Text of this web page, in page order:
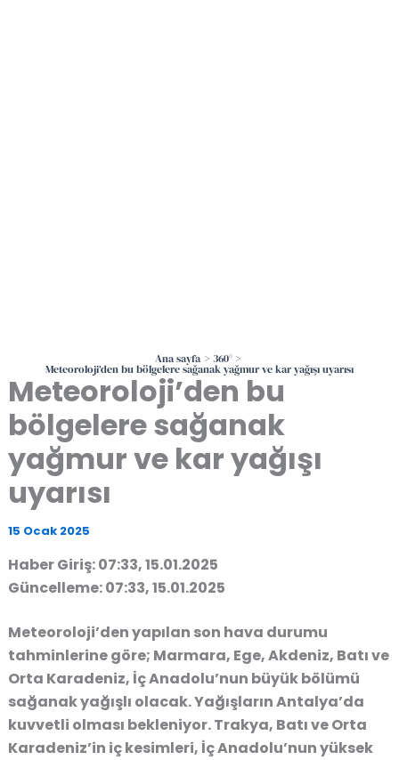
Ana sayfa 360°
Meteoroloji’den bu bölgelere sağanak yağmur ve kar yağışı uyarısı
Meteoroloji’den bu
bölgelere sağanak
yağmur ve kar yağışı
uyarısı
15 Ocak 2025
Haber Giriş: 07:33, 15.01.2025
Güncelleme: 07:33, 15.01.2025
Meteoroloji’den yapılan son hava durumu
tahminlerine göre; Marmara, Ege, Akdeniz, Batı ve
Orta Karadeniz, İç Anadolu’nun büyük bölümü
sağanak yağışlı olacak. Yağışların Antalya’da
kuvvetli olması bekleniyor. Trakya, Batı ve Orta
Karadeniz’in iç kesimleri, İç Anadolu’nun yüksek